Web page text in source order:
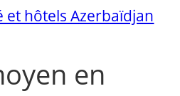
et hôtels Azerbaïdjan
en